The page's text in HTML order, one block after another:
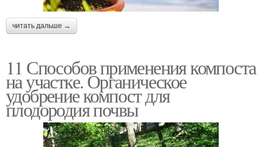
читать дальше →
11 Способов применения компоста
на участке. Органическое
удобрение компост для
плодородия почвы